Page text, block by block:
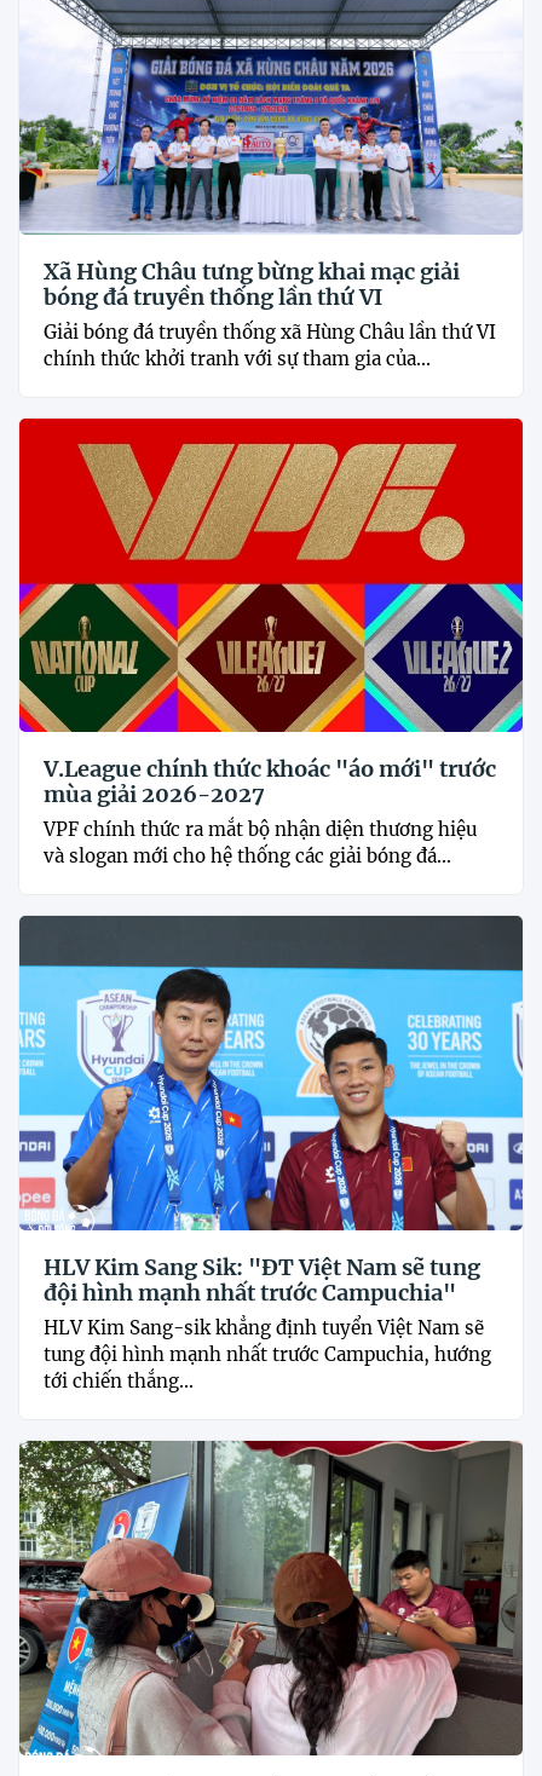
Xã Hùng Châu tưng bừng khai mạc giải
bóng đá truyền thống lần thứ VI
Giải bóng đá truyền thống xã Hùng Châu lần thứ VI
chính thức khởi tranh với sự tham gia của...
V.League chính thức khoác "áo mới" trước
mùa giải 2026-2027
VPF chính thức ra mắt bộ nhận diện thương hiệu
và slogan mới cho hệ thống các giải bóng đá...
HLV Kim Sang Sik: "ĐT Việt Nam sẽ tung
đội hình mạnh nhất trước Campuchia"
HLV Kim Sang-sik khẳng định tuyển Việt Nam sẽ
tung đội hình mạnh nhất trước Campuchia, hướng
tới chiến thắng...